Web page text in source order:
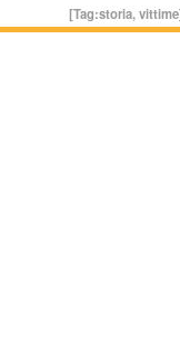
[Tag:storia,vittime